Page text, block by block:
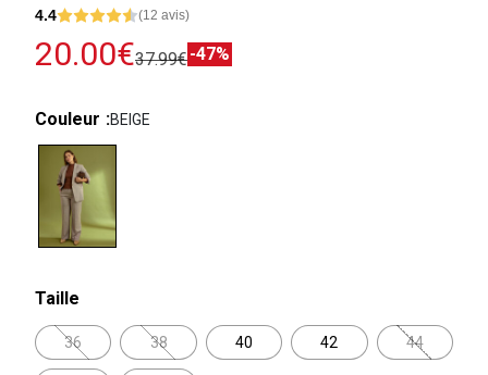
4.4 (12 avis)
20.00€37.99€-47%
Couleur BEIGE
Taille
36 38 40 42 44